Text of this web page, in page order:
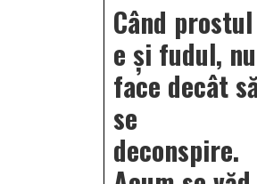
până
cap,
atât
ea
cât
și
Rusia
lui
Când prostul
e și fudul, nu
face decât
se
deconspire.